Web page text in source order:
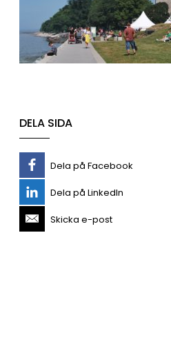
DELA SIDA
Dela på Facebook
Dela på LinkedIn
Skicka e-post